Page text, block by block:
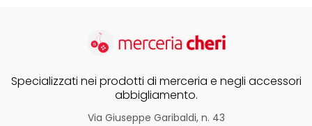
Specializzati nei prodotti di merceria e negli accessori
abbigliamento.
Via Giuseppe Garibaldi, n. 43